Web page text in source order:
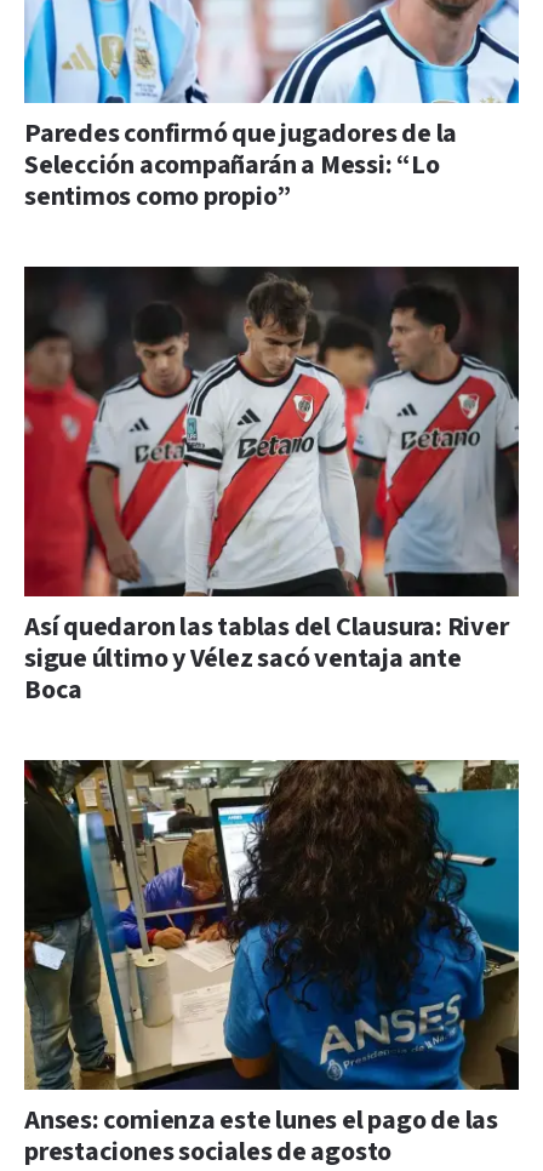
Paredes confirmó que jugadores de la
Selección acompañarán a Messi: “Lo
sentimos como propio”
Así quedaron las tablas del Clausura: River
sigue último y Vélez sacó ventaja ante
Boca
Anses: comienza este lunes el pago de las
prestaciones sociales de agosto